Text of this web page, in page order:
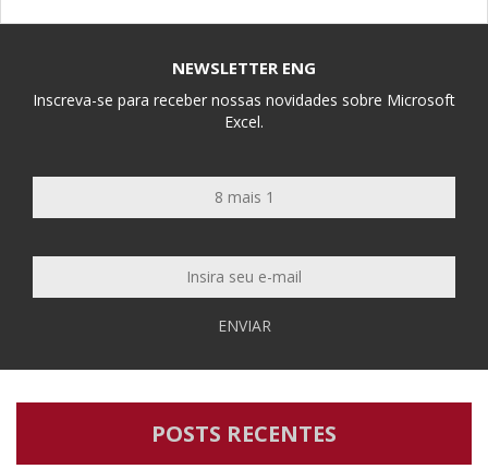
NEWSLETTER ENG
Inscreva-se para receber nossas novidades sobre Microsoft
Excel.
ENVIAR
POSTS RECENTES